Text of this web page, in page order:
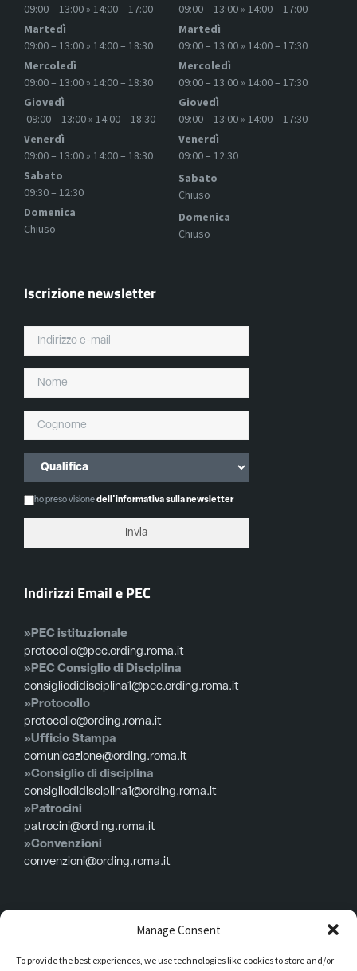
Manage Consent
To provide the best experiences, we use technologies like cookies to store and/or
09:00 – 13:00 » 14:00 – 17:00
Martedì
09:00 – 13:00 » 14:00 – 18:30
Mercoledì
09:00 – 13:00 » 14:00 – 18:30
Giovedì
09:00 – 13:00 » 14:00 – 18:30
Venerdì
09:00 – 13:00 » 14:00 – 18:30
Sabato
09:30 – 12:30
Domenica
Chiuso
09:00 – 13:00 » 14:00 – 17:00
Martedì
09:00 – 13:00 » 14:00 – 17:30
Mercoledì
09:00 – 13:00 » 14:00 – 17:30
Giovedì
09:00 – 13:00 » 14:00 – 17:30
Venerdì
09:00 – 12:30
Sabato
Chiuso
Domenica
Chiuso
Iscrizione newsletter
ho preso visionedell'informativa sulla newsletter
Indirizzi Email e PEC
»PEC istituzionale
protocollo@pec.ording.roma.it
»PEC Consiglio di Disciplina
consigliodidisciplina1@pec.ording.roma.it
»Protocollo
protocollo@ording.roma.it
»Ufficio Stampa
comunicazione@ording.roma.it
»Consiglio di disciplina
consigliodidisciplina1@ording.roma.it
»Patrocini
patrocini@ording.roma.it
»Convenzioni
convenzioni@ording.roma.it
Menù
Privacy policy